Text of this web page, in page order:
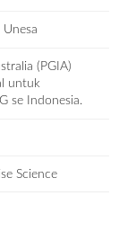
Unesa
(PGIA)
untuk
se Indonesia.
Science